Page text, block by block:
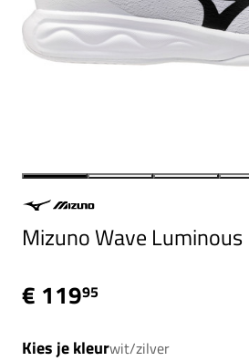
Mizuno Wave Luminous
€ 11995
Kies je kleurwit/zilver